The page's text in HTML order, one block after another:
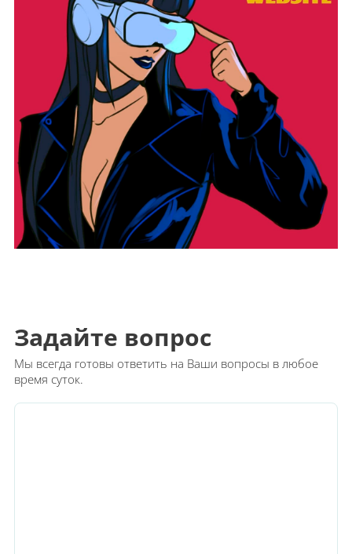
Задайте вопрос
Мы всегда готовы ответить на Ваши вопросы в любое
время суток.